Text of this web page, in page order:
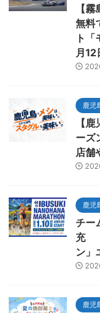
【
無料
ト
月12
鹿児
【
ーズ
店舗
鹿児
チー
充
ン」
鹿児